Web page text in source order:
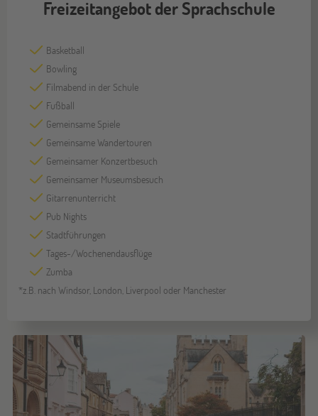
Freizeitangebot der Sprachschule
Basketball
Bowling
Filmabend in der Schule
Fußball
Gemeinsame Spiele
Gemeinsame Wandertouren
Gemeinsamer Konzertbesuch
Gemeinsamer Museumsbesuch
Gitarrenunterricht
Pub Nights
Stadtführungen
Tages-/Wochenendausflüge
Zumba
*z.B. nach Windsor, London, Liverpool oder Manchester